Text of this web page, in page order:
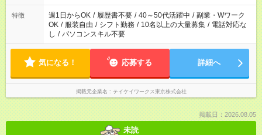
特徴 週1日からOK / 履歴書不要 / 40～50代活躍中 / 副業・Wワーク
OK / 服装自由 / シフト勤務 / 10名以上の大量募集 / 電話対応な
し / パソコンスキル不要
気になる！ 応募する 詳細へ
掲載元企業名 テイケイワークス東京株式会社
掲載日：2026.08.05
未読